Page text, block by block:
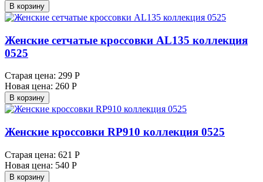
В корзину
Женские сетчатые кроссовки AL135 коллекция
0525
Старая цена: 299 Р
Новая цена: 260 Р
В корзину
Женские кроссовки RP910 коллекция 0525
Старая цена: 621 Р
Новая цена: 540 Р
В корзину